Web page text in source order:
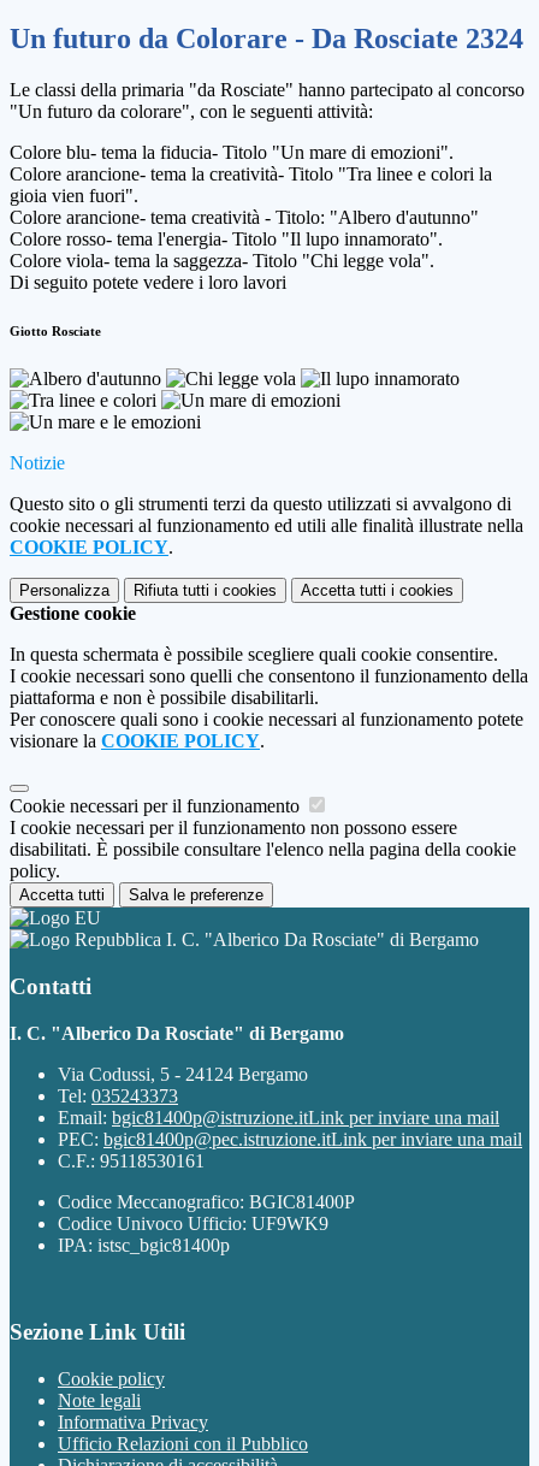
Un futuro da Colorare - Da Rosciate 2324
Le classi della primaria "da Rosciate" hanno partecipato al concorso
"Un futuro da colorare", con le seguenti attività:
Colore blu- tema la fiducia- Titolo "Un mare di emozioni".
Colore arancione- tema la creatività- Titolo "Tra linee e colori la
gioia vien fuori".
Colore arancione- tema creatività - Titolo: "Albero d'autunno"
Colore rosso- tema l'energia- Titolo "Il lupo innamorato".
Colore viola- tema la saggezza- Titolo "Chi legge vola".
Di seguito potete vedere i loro lavori
Giotto Rosciate
Notizie
Questo sito o gli strumenti terzi da questo utilizzati si avvalgono di
cookie necessari al funzionamento ed utili alle finalità illustrate nella
COOKIE POLICY.
Personalizza Rifiuta tutti i cookies Accetta tutti i cookies
Gestione cookie
In questa schermata è possibile scegliere quali cookie consentire.
I cookie necessari sono quelli che consentono il funzionamento della
piattaforma e non è possibile disabilitarli.
Per conoscere quali sono i cookie necessari al funzionamento potete
visionare la COOKIE POLICY.
Cookie necessari per il funzionamento
I cookie necessari per il funzionamento non possono essere
disabilitati. È possibile consultare l'elenco nella pagina della cookie
policy.
Accetta tutti Salva le preferenze
I. C. "Alberico Da Rosciate" di Bergamo
Contatti
I. C. "Alberico Da Rosciate" di Bergamo
Via Codussi, 5 - 24124 Bergamo
Tel: 035243373
Email: bgic81400p@istruzione.itLink per inviare una mail
PEC: bgic81400p@pec.istruzione.itLink per inviare una mail
C.F.: 95118530161
Codice Meccanografico: BGIC81400P
Codice Univoco Ufficio: UF9WK9
IPA: istsc_bgic81400p
Sezione Link Utili
Cookie policy
Note legali
Informativa Privacy
Ufficio Relazioni con il Pubblico